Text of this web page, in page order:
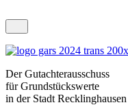
Der Gutachterausschuss
für Grundstückswerte
in der Stadt Recklinghausen